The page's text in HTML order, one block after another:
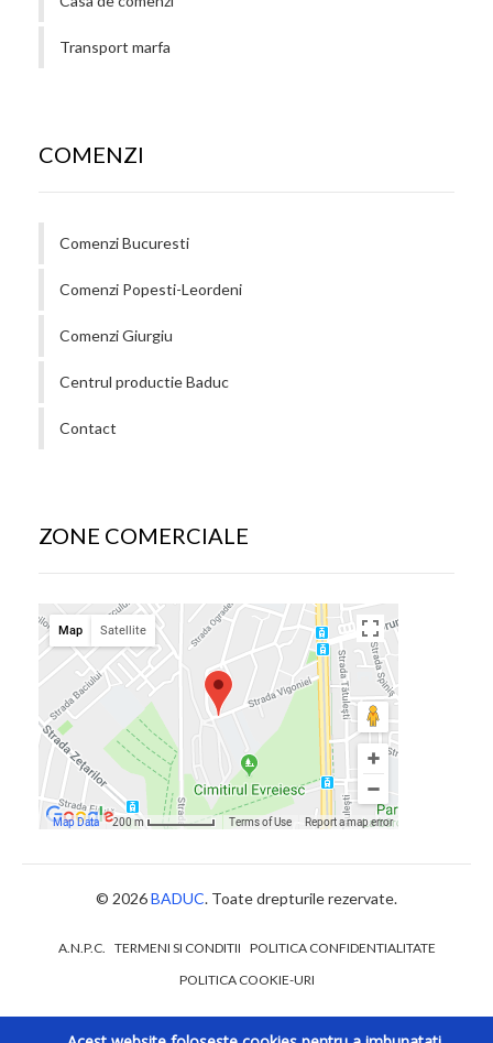
Transport marfa
COMENZI
Comenzi Bucuresti
Comenzi Popesti-Leordeni
Comenzi Giurgiu
Centrul productie Baduc
Contact
ZONE COMERCIALE
© 2026BADUC. Toate drepturile rezervate.
A.N.P.C. TERMENI SI CONDITII POLITICA CONFIDENTIALITATE
POLITICA COOKIE-URI